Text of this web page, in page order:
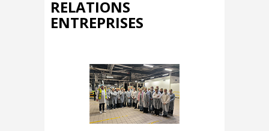
RELATIONS
ENTREPRISES